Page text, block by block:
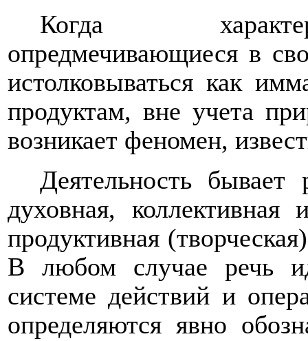
Когда
опредмечивающиеся в
истолковываться как
продуктам, вне учета
возникает феномен,
Деятельность
духовная, коллективная
продуктивная
В любом случае речь
системе действий и
определяются явно